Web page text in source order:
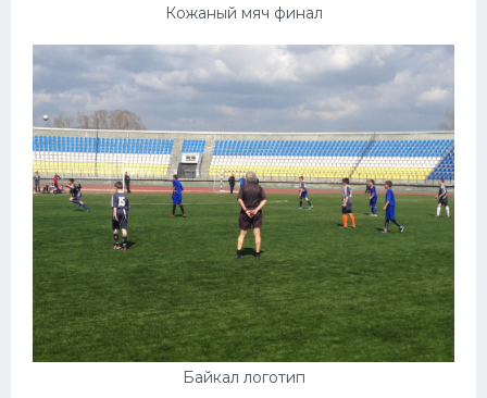
Кожаный мяч финал
Байкал логотип